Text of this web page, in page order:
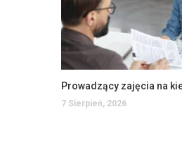
7 Sierpień, 2026